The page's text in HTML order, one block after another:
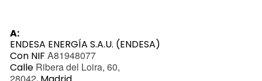
A:
ENDESA ENERGÍA S.A.U. (ENDESA)
Con NIF A81948077
Calle Ribera del Loira, 60,
28042